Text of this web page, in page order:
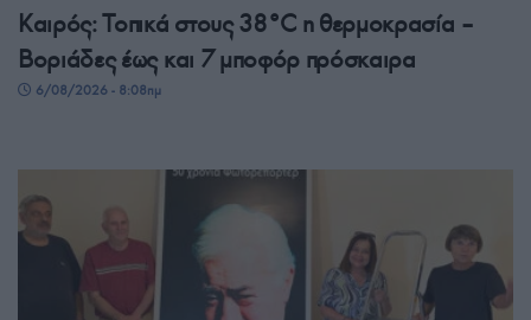
Καιρός: Τοπικά στους 38°C η θερμοκρασία –
Βοριάδες έως και 7 μποφόρ πρόσκαιρα
6/08/2026 - 8:08πμ